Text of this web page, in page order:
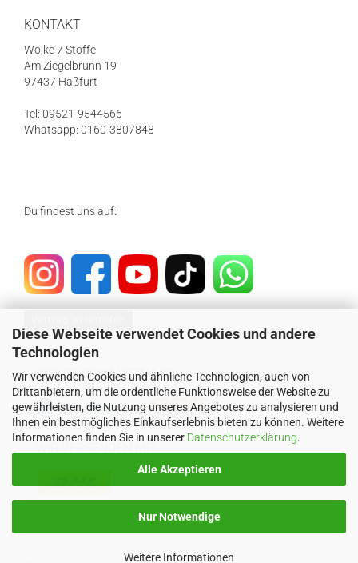
Diese Webseite verwendet Cookies und andere
Technologien
Wir verwenden Cookies und ähnliche Technologien, auch von
Drittanbietern, um die ordentliche Funktionsweise der Website zu
gewährleisten, die Nutzung unseres Angebotes zu analysieren und
Ihnen ein bestmögliches Einkaufserlebnis bieten zu können. Weitere
Informationen finden Sie in unserer Datenschutzerklärung.
Alle Akzeptieren
Nur Notwendige
Weitere Informationen
KONTAKT
Wolke 7 Stoffe
Am Ziegelbrunn 19
97437 Haßfurt
Tel: 09521-9544566
Whatsapp: 0160-3807848
Du findest uns auf:
SICHER EINKAUFEN MIT